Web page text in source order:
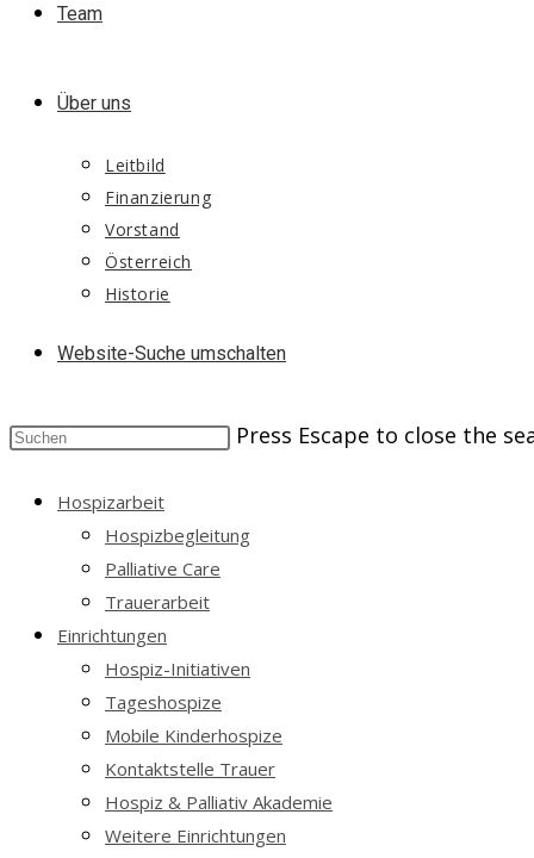
Team
Über uns
Leitbild
Finanzierung
Vorstand
Österreich
Historie
Website-Suche umschalten
Press Escape to close the
Hospizarbeit
Hospizbegleitung
Palliative Care
Trauerarbeit
Einrichtungen
Hospiz-Initiativen
Tageshospize
Mobile Kinderhospize
Kontaktstelle Trauer
Hospiz & Palliativ Akademie
Weitere Einrichtungen